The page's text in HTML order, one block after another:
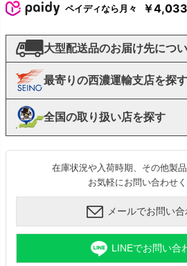
ペイディなら月々 ￥4,033
大型配送品のお届け先につ
最寄りの西濃運輸支店を探す
全国の取り扱い店を探す
在庫状況や入荷時期、その他製
お気軽にお問い合わせく
メールでお問い
LINEでお問い合